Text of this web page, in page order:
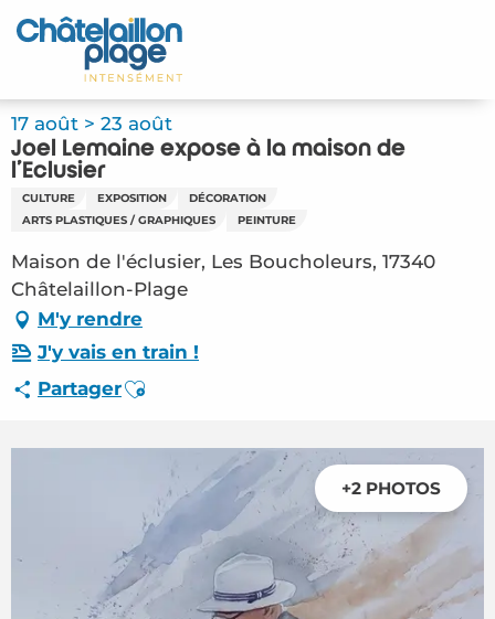
Aller
au
principal
Accueil
Découvrir
Activités
A vivre
Rendez-vous
Votre séjour
Espace Pro
17 août > 23 août
Joël Lemaine expose à la maison de
l'Eclusier
CULTURE EXPOSITION
DÉCORATION
ARTS PLASTIQUES / GRAPHIQUES
PEINTURE
Maison de l'éclusier, Les Boucholeurs, 17340
Châtelaillon-Plage
M'y rendre
J'y vais en train !
PartagerAjouter aux favoris
+2 PHOTOS